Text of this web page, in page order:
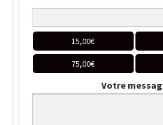
15,00€
75,00€
Votre